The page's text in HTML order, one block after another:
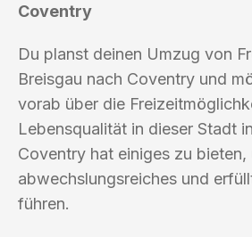
Coventry
Du planst deinen Umzug von
Breisgau nach Coventry und
vorab über die
Lebensqualität in dieser Stadt
Coventry hat einiges zu bieten,
abwechslungsreiches und
führen.